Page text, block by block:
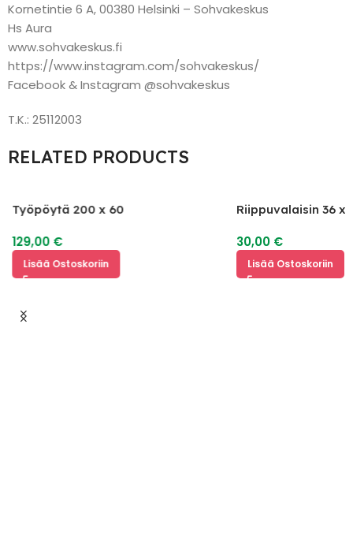
Kornetintie 6 A, 00380 Helsinki – Sohvakeskus
Hs Aura
www.sohvakeskus.fi
https://www.instagram.com/sohvakeskus/
Facebook & Instagram @sohvakeskus
T.K.: 25112003
RELATED PRODUCTS
Työpöytä 200 x 60
129,00 €
Lisää Ostoskoriin
Riippuvalaisin 36 x
30,00 €
Lisää Ostoskoriin